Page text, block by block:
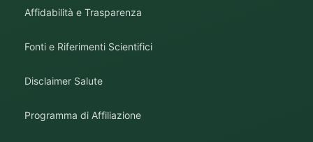
Affidabilità e Trasparenza
Fonti e Riferimenti Scientifici
Disclaimer Salute
Programma di Affiliazione